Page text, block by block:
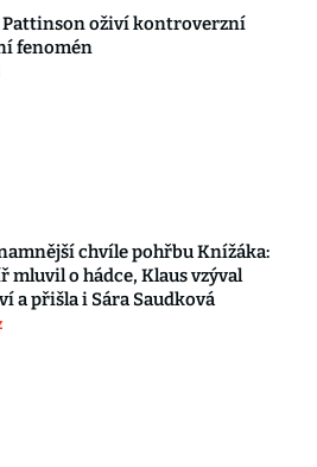
Pattinson oživí kontroverzní
fenomén
chvíle pohřbu Knížáka:
mluvil o hádce, Klaus vzýval
a přišla i Sára Saudková